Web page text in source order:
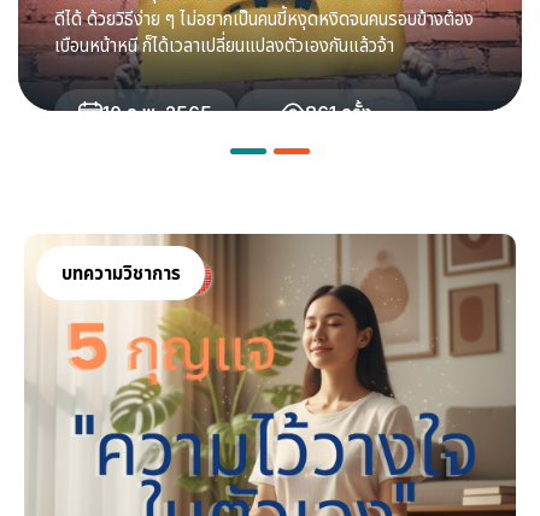
ดีได้ ด้วยวิธีง่าย ๆ ไม่อยากเป็นคนขี้หงุดหงิดจนคนรอบข้างต้อง
เบือนหน้าหนี ก็ได้เวลาเปลี่ยนแปลงตัวเองกันแล้วจ้า
10 ก.พ. 2565 861 ครั้ง
บทความวิชาการ